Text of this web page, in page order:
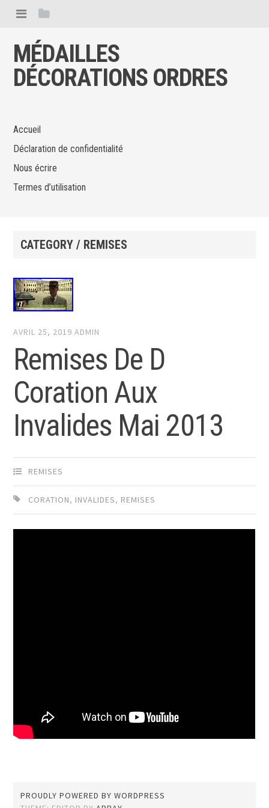
MÉDAILLES
DÉCORATIONS ORDRES
Accueil
Déclaration de confidentialité
Nous écrire
Termes d’utilisation
CATEGORY / REMISES
AVRIL 25, 2019 ADMIN
Remises De D
Coration Aux
Invalides Mai 2013
REMISES
CORATION, INVALIDES, REMISES
PROUDLY POWERED BY WORDPRESS